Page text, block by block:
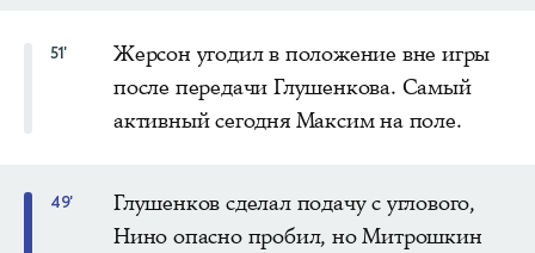
51'
Жерсон угодил в положение вне игры
после передачи Глушенкова. Самый
активный сегодня Максим на поле.
49'
Глушенков сделал подачу с углового,
Нино опасно пробил, но Митрошкин